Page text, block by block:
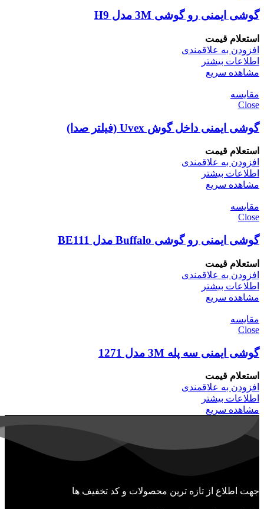
گوشی ایمنی رو گوشی 3M مدل H9
استعلام قیمت
افزودن به علاقمندی
اطلاعات بیشتر
مشاهده سریع
مقایسه
Close
گوشی ایمنی داخل گوش Uvex (فیلتر صدا)
استعلام قیمت
افزودن به علاقمندی
اطلاعات بیشتر
مشاهده سریع
مقایسه
Close
گوشی ایمنی رو گوشی Buffalo مدل BE111
استعلام قیمت
افزودن به علاقمندی
اطلاعات بیشتر
مشاهده سریع
مقایسه
Close
گوشی ایمنی سه پله 3M مدل 1271
استعلام قیمت
افزودن به علاقمندی
اطلاعات بیشتر
مشاهده سریع
جهت اطلاع از تازه ترین محصولات و کد تخفیف ها